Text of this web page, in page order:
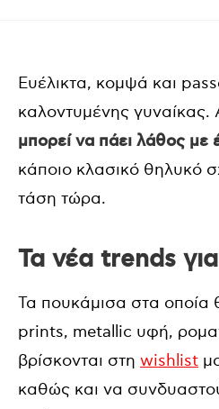
Ευέλικτα, κομψά και
καλοντυμένης
μπορεί να πάει λάθος με
κάποιο κλασικό θηλυκό
τάση τώρα.
Τα νέα trends
Τα πουκάμισα στα οποία
prints, metallic υφή,
βρίσκονται στη wishlist
καθώς και να